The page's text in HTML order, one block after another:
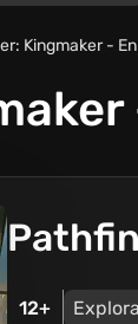
Kingmaker -
12+